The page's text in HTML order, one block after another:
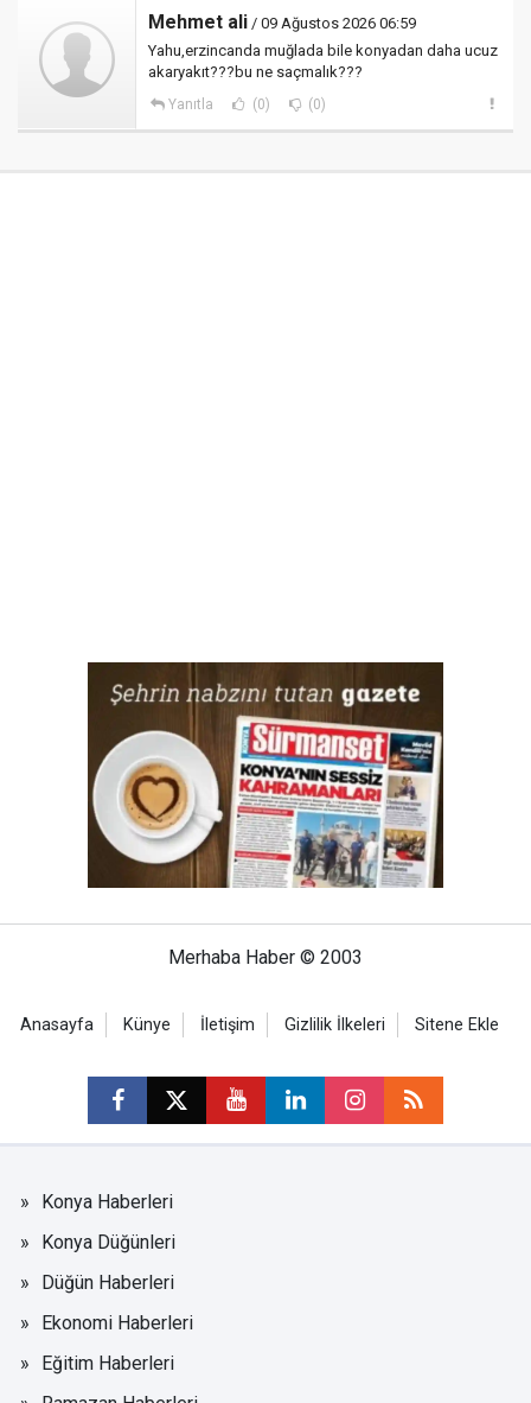
Mehmet ali / 09 Ağustos 2026 06:59
Yahu,erzincanda muğlada bile konyadan daha ucuz
akaryakıt???bu ne saçmalık???
Yanıtla (0) (0)
Merhaba Haber © 2003
Anasayfa Künye İletişim Gizlilik İlkeleri Sitene Ekle
Konya Haberleri
Konya Düğünleri
Düğün Haberleri
Ekonomi Haberleri
Eğitim Haberleri